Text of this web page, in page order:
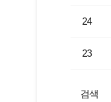
24
23
검색